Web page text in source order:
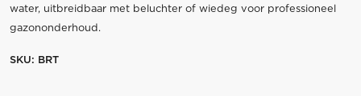
water, uitbreidbaar met beluchter of wiedeg voor professioneel
gazononderhoud.
SKU: BRT